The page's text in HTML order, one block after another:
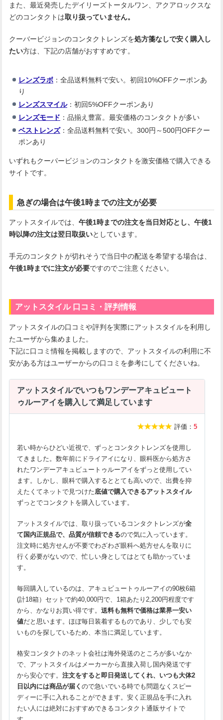
また、最近発売したデイリーズトータルワン、アクアロックスな
どのコンタクトは取り扱っていません。
クーバービジョンのコンタクトレンズを処方箋なしで安く購入し
たい方は、下記の店舗がおすすめです。
レンズラボ ：全品送料無料で安い。初回10%OFFクーポンあ
り
レンズスマイル：初回5%OFFクーポンあり
レンズモード ：品揃え豊富。最安価格のコンタクトが多い
ベストレンズ：全品送料無料で安い。300円～500円OFFクー
ポンあり
いずれもクーパービジョンのコンタクトを激安価格で購入できる
サイトです。
急ぎの場合は午後1時までの注文が必要
アットスタイルでは、 午後1時までの注文を当日対応とし、午後1
時以降の注文は翌日取扱いとしています。
手元のコンタクトが切れそうで当日中の配送を希望する場合は、
午後1時までに注文が必要ですのでご注意ください。
アットスタイル 口コミ・評判情報
アットスタイルの口コミや評判を実際にアットスタイルを利用し
たユーザから集めました。
下記に口コミ情報を掲載しますので、アットスタイルの利用に不
安がある方はユーザーからの口コミを参考にしてくださいね。
アットスタイルでいつもワンデーアキュビュート
ゥルーアイを購入して満足しています
評価： 5
若い時からひどい近視で、ずっとコンタクトレンズを使用し
てきました。数年前にドライアイになり、眼科医から処方さ
れたワンデーアキュビュートゥルーアイをずっと使用してい
ます。しかし、眼科で購入するととても高いので、出費を抑
えたくてネットで見つけた底値で購入できるアットスタイル
ずっとでコンタクトを購入しています。
アットスタイルでは、取り扱っているコンタクトレンズが全
て国内正規品で、品質が信頼できるので気に入っています。
注文時に処方せんが不要でわざわざ眼科へ処方せんを取りに
行く必要がないので、忙しい身としてはとても助かっていま
す。
毎回購入しているのは、アキュビュートゥルーアイの90枚6箱
(計18箱）セットで約40,000円で、1箱あたり2,200円程度です
から、かなりお買い得です。 送料も無料で価格は業界一安い
値だと思います。ほぼ毎日装着するものであり、少しでも安
いものを探しているため、本当に満足しています。
格安コンタクトのネット会社は海外発送のところが多いなか
で、アットスタイルはメーカーから直接入荷し国内発送です
から安心です。 注文をすると即日発送してくれ、いつも大体2
日以内には商品が届く ので急いでいる時でも問題なくスピー
ディーに手に入れることができます。安く正規品を手に入れ
たい人には絶対におすすめできるコンタクト通販サイトで